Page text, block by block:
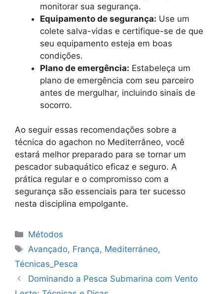
monitorar sua segurança.
Equipamento de segurança: Use um
colete salva-vidas e certifique-se de que
seu equipamento esteja em boas
condições.
Plano de emergência: Estabeleça um
plano de emergência com seu parceiro
antes de mergulhar, incluindo sinais de
socorro.
Ao seguir essas recomendações sobre a
técnica do agachon no Mediterrâneo, você
estará melhor preparado para se tornar um
pescador subaquático eficaz e seguro. A
prática regular e o compromisso com a
segurança são essenciais para ter sucesso
nesta disciplina empolgante.
Categorias
Métodos
Tags
Avançado, França, Mediterráneo,
Técnicas_Pesca
Dominando a Pesca Submarina com Vento